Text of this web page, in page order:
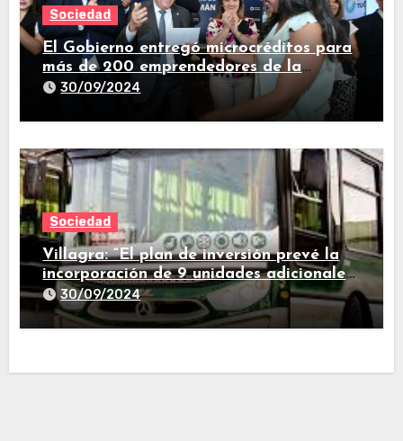
Sociedad
El Gobierno entregó microcréditos para
más de 200 emprendedores de la
provincia
30/09/2024
Sociedad
Villagra: “El plan de inversión prevé la
incorporación de 9 unidades adicionales
para 2025″
30/09/2024